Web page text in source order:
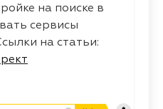
на поиске в
сервисы
на статьи: